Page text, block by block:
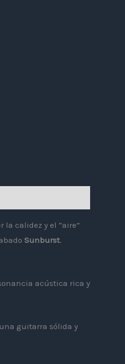
calidez y el “aire”
Sunburst.
acústica rica y
guitarra sólida y